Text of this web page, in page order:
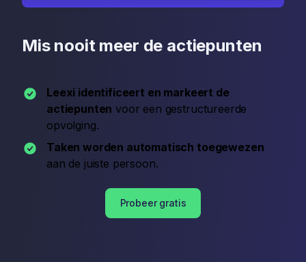
Mis nooit meer de actiepunten
Leexi identificeert en markeert de
actiepunten voor een gestructureerde
opvolging.
Taken worden automatisch toegewezen
aan de juiste persoon.
Probeer gratis